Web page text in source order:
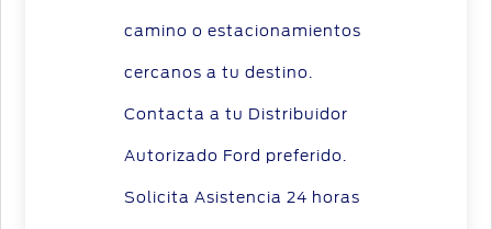
camino o estacionamientos
cercanos a tu destino.
Contacta a tu Distribuidor
Autorizado Ford preferido.
Solicita Asistencia 24 horas